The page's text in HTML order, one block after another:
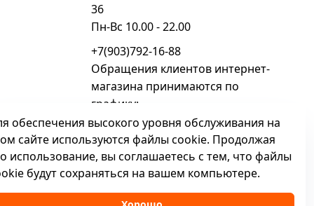
36
Пн-Вс 10.00 - 22.00
+7(903)792-16-88
Обращения клиентов интернет-
магазина принимаются по
графику:
Пн - Вс 10.00 - 22.00
sales@fragstore.ru
Посмотреть на карте
обеспечения высокого уровня обслуживания на
сайте используются файлы cookie. Продолжая
использование, вы соглашаетесь с тем, что файлы
будут сохраняться на вашем компьютере.